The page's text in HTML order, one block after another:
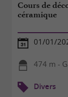
Cours de
céramique
01/01/
474 m -
Divers